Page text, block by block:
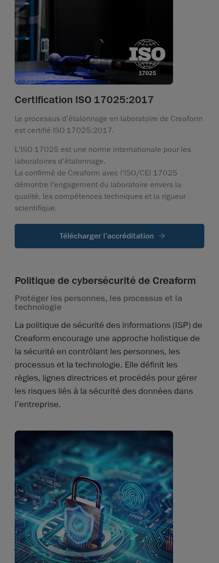
Certification ISO 17025:2017
Le processus d’étalonnage en laboratoire de Creaform
est certifié ISO 17025:2017.
L’ISO 17025 est une norme internationale pour les
laboratoires d’étalonnage.
La confirmé de Creaform avec l’ISO/CEI 17025
démontre l’engagement du laboratoire envers la
qualité, les compétences techniques et la rigueur
scientifique.
Télécharger l’accréditation
Politique de cybersécurité de Creaform
Protéger les personnes, les processus et la
technologie
La politique de sécurité des informations (ISP) de
Creaform encourage une approche holistique de
la sécurité en contrôlant les personnes, les
processus et la technologie. Elle définit les
règles, lignes directrices et procédés pour gérer
les risques liés à la sécurité des données dans
l’entreprise.